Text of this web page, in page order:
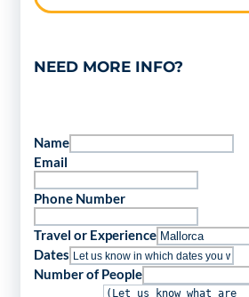
NEED MORE INFO?
Name
Email
Phone Number
Travel or Experience
Dates
Number of People